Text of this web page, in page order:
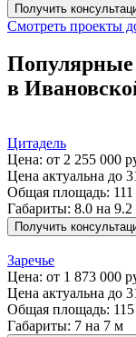
Получить
Смотреть проекты
Популярные
в
Цитадель
Цена: от 2 255 000
Цена актуальна до
Общая площадь: 111
Габариты: 8.0 на
Получить
Заречье
Цена: от 1 873 000
Цена актуальна до
Общая площадь: 115
Габариты: 7 на 7 м